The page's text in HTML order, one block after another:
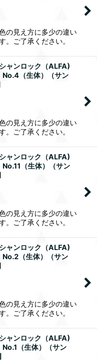
の見え方に多少の違い
。ご了承ください。
ャンロック（ALFA)
No.4（生体）（サン
の見え方に多少の違い
。ご了承ください。
ャンロック（ALFA)
No.11（生体）（サン
の見え方に多少の違い
。ご了承ください。
ャンロック（ALFA)
No.2（生体）（サン
の見え方に多少の違い
。ご了承ください。
ャンロック（ALFA)
No.1（生体）（サン